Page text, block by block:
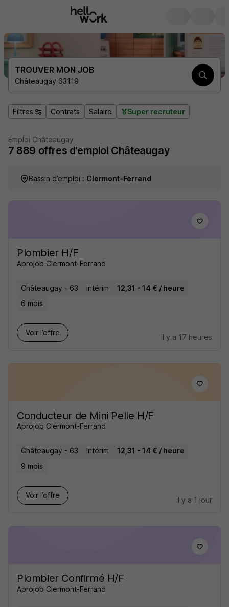
TROUVER MON JOB
Châteaugay 63119
Filtres Contrats Salaire Super recruteur
Emploi Châteaugay
7 889 offres d'emploi Châteaugay
Bassin d’emploi : Clermont-Ferrand
Plombier H/F
Aprojob Clermont-Ferrand
Châteaugay - 63 Intérim
12,31 - 14 € / heure
6 mois
Voir l’offre
il y a 17 heures
Conducteur de Mini Pelle H/F
Aprojob Clermont-Ferrand
Châteaugay - 63 Intérim
12,31 - 14 € / heure
9 mois
Voir l’offre
il y a 1 jour
Plombier Confirmé H/F
Aprojob Clermont-Ferrand